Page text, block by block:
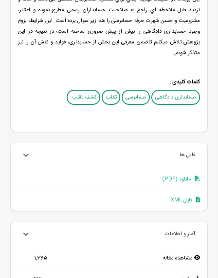
تردید قابل ملاحظه اي راجع به صلاحیت حسابداران رسمی مطرح نموده و اعتبار،
مشروعیت و حسن شهرت حرفه حسابرسی را هم زیر سوال برده است. این شرایط، لزوم
وجود حسابداری دادگاهی را بیش از پیش ضروری ساخته است؛ در نتیجه در این
پژوهش تلاش میکنیم تاضمن معرفی این بخش از حسابداری، فواید و نقش آن را نیز
متذکر شویم.
کلمات کلیدی :
حسابداری دادگاهی
حسابرسی تقلب کشف تقلب.
فایل ها
دانلود (PDF)
فایل XML
آمار و اطلاعات
مشاهده مقاله 1,365